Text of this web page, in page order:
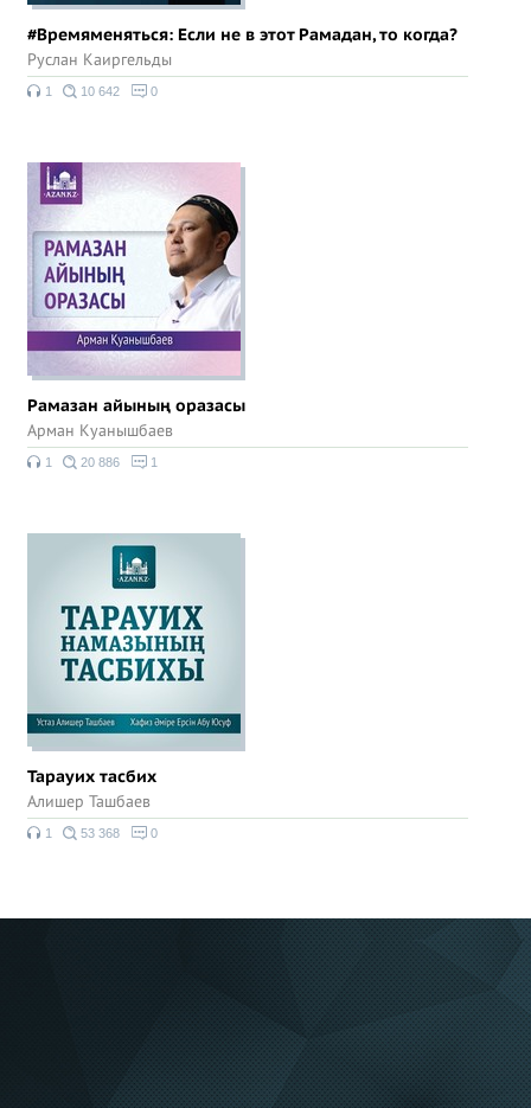
#Времяменяться: Если не в этот Рамадан, то когда?
Руслан Каиргельды
1 10 642 0
Рамазан айының оразасы
Арман Куанышбаев
1 20 886 1
Тарауих тасбих
Алишер Ташбаев
1 53 368 0